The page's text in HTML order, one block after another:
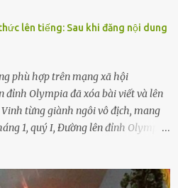
lỡ cơ hội và gặp nguy hiểm. Trẻ con
trẻ còn nhỏ nên dù có phạm sai
Nhưng nếu người lớn tuổi
lên tiếng: Sau khi đăng nội dung
phù hợp trên mạng xã hội
đỉnh Olympia đã xóa bài viết và lên
từng giành ngôi vô địch, mang
1, quý I, Đường lên đỉnh Olympia.
xúc trong dư luận. Ngay sau đó,